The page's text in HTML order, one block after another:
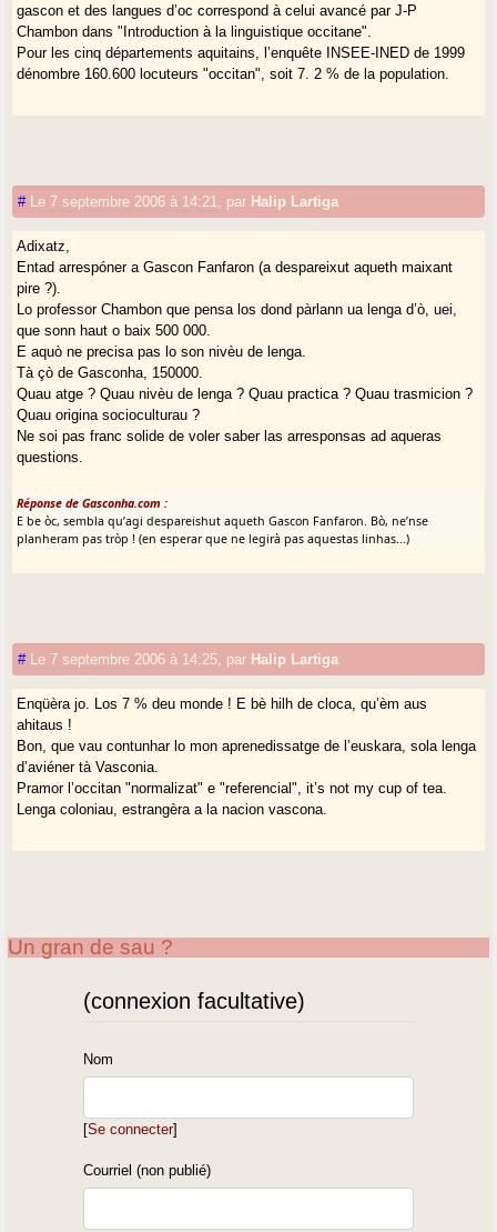
gascon et des langues d’oc correspond à celui avancé par J-P
Chambon dans "Introduction à la linguistique occitane".
Pour les cinq départements aquitains, l’enquête INSEE-INED de 1999
dénombre 160.600 locuteurs "occitan", soit 7. 2 % de la population.
# Le 7 septembre 2006 à 14:21 par Halip Lartiga
Adixatz,
Entad arrespóner a Gascon Fanfaron (a despareixut aqueth maixant
pire ?).
Lo professor Chambon que pensa los dond pàrlann ua lenga d’ò, uei,
que sonn haut o baix 500 000.
E aquò ne precisa pas lo son nivèu de lenga.
Tà çò de Gasconha, 150000.
Quau atge ? Quau nivèu de lenga ? Quau practica ? Quau trasmicion ?
Quau origina socioculturau ?
Ne soi pas franc solide de voler saber las arresponsas ad aqueras
questions.
Réponse de Gasconha.com :
E be òc, sembla qu’agi despareishut aqueth Gascon Fanfaron. Bò, ne’nse
planheram pas tròp ! (en esperar que ne legirà pas aquestas linhas...)
# Le 7 septembre 2006 à 14:25 par Halip Lartiga
Enqüèra jo. Los 7 % deu monde ! E bè hilh de cloca, qu’èm aus
ahitaus !
Bon, que vau contunhar lo mon aprenedissatge de l’euskara, sola lenga
d’aviéner tà Vasconia.
Pramor l’occitan "normalizat" e "referencial", it’s not my cup of tea.
Lenga coloniau, estrangèra a la nacion vascona.
Un gran de sau ?
(connexion facultative)
Nom
[Se connecter]
Courriel (non publié)